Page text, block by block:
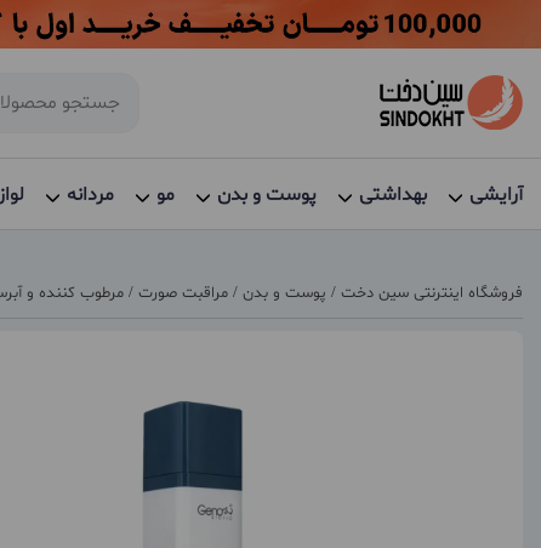
آرایشی بهداشتی پوست و بدن مو مردانه
فروشگاه اینترنتی سین دخت / پوست و بدن / مراقبت صورت / مرطوب کننده و